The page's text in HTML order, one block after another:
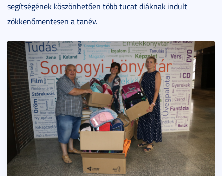
segítségének köszönhetően több tucat diáknak indult
zökkenőmentesen a tanév.